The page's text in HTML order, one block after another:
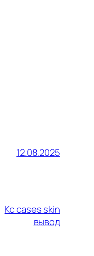
12.08.2025
Кс cases skin
вывод